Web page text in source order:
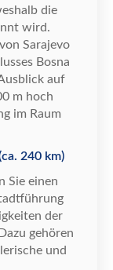
die
wird.
Sarajevo
Bosna
auf
m hoch
im Raum
240 km)
Sie einen
ührung
der
gehören
und